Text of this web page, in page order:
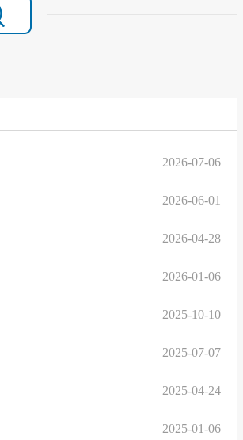
2026-07-06
2026-06-01
2026-04-28
2026-01-06
2025-10-10
2025-07-07
2025-04-24
2025-01-06